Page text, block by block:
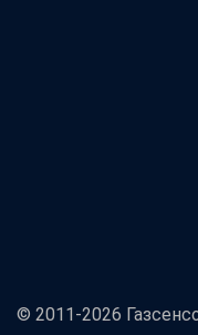
© 2011-2026